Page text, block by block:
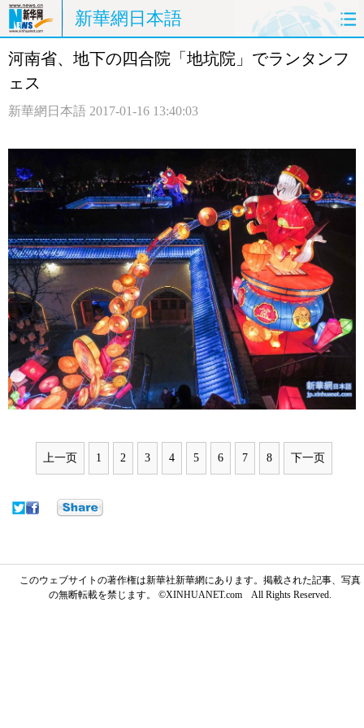
新華網日本語
ホームページ 政治 経済
中日対訳
河南省、地下の四合院「地坑院」でランタンフ
ェス
新華網日本語 2017-01-16 13:40:03
上一页 1 2 3 4 5 6 7 8 下一页
このウェブサイトの著作権は新華社新華網にあります。掲載された記事、写真
の無断転載を禁じます。 ©XINHUANET.com All Rights Reserved.